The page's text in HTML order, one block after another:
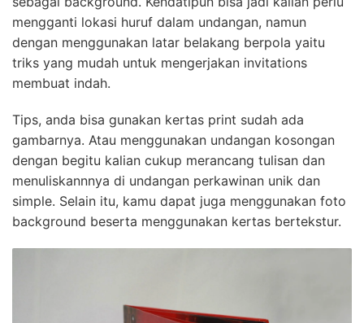
mengganti lokasi huruf dalam undangan, namun
dengan menggunakan latar belakang berpola yaitu
triks yang mudah untuk mengerjakan invitations
membuat indah.
Tips, anda bisa gunakan kertas print sudah ada
gambarnya. Atau menggunakan undangan kosongan
dengan begitu kalian cukup merancang tulisan dan
menuliskannnya di undangan perkawinan unik dan
simple. Selain itu, kamu dapat juga menggunakan foto
background beserta menggunakan kertas bertekstur.